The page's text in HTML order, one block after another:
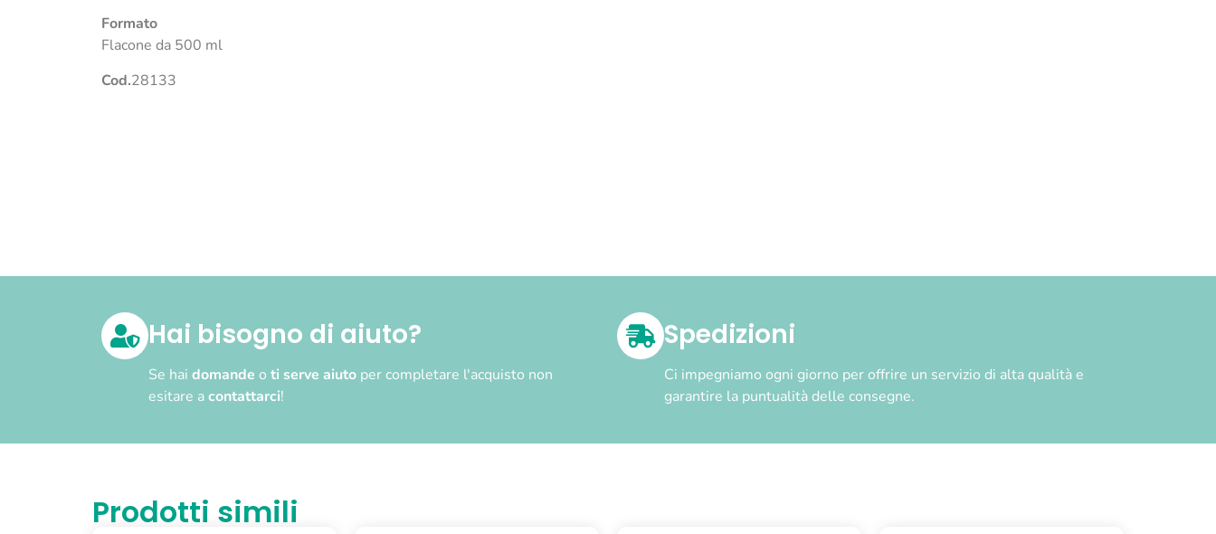
Formato
Flacone da 500 ml
Cod.28133
Hai bisogno di aiuto?
Se hai domande o ti serve aiuto per completare l'acquisto non
esitare acontattarci!
Spedizioni
Ci impegniamo ogni giorno per offrire un servizio di alta qualità e
garantire la puntualità delle consegne.
Prodotti simili